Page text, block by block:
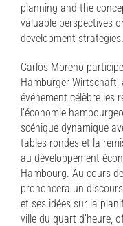
planning and the
valuable perspectives
development strategies.
Carlos Moreno
Hamburger Wirtschaft,
événement célèbre les
l’économie
scénique dynamique
tables rondes et la
au développement
Hambourg. Au cours
prononcera un
et ses idées sur la
ville du quart d’heure,